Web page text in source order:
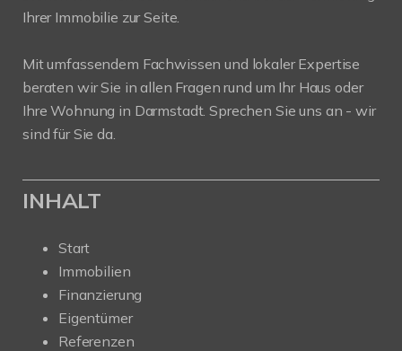
Ihrer Immobilie zur Seite.
Mit umfassendem Fachwissen und lokaler Expertise
beraten wir Sie in allen Fragen rund um Ihr Haus oder
Ihre Wohnung in Darmstadt. Sprechen Sie uns an - wir
sind für Sie da.
INHALT
Start
Immobilien
Finanzierung
Eigentümer
Referenzen